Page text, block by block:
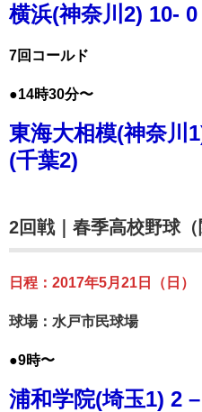
横浜(神奈川2) 10-
7回コールド
●14時30分〜
東海大相模(神奈川
(千葉2)
2回戦｜春季高校野球（
日程：2017年5月21日（日）
球場：水戸市民球場
●9時〜
浦和学院(埼玉1) 2